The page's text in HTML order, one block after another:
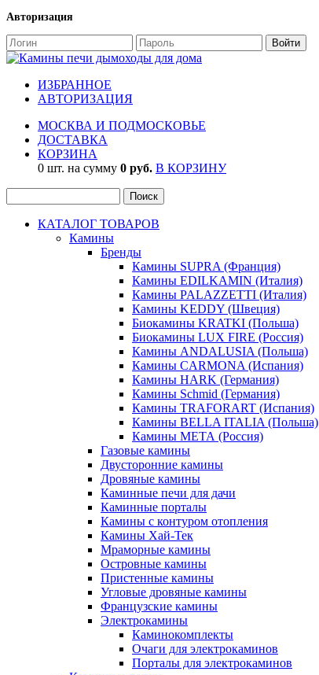
Авторизация
ИЗБРАННОЕ
АВТОРИЗАЦИЯ
МОСКВА И ПОДМОСКОВЬЕ
ДОСТАВКА
КОРЗИНА
0 шт. на сумму 0 руб. В КОРЗИНУ
КАТАЛОГ ТОВАРОВ
Камины
Бренды
Камины SUPRA (Франция)
Камины EDILKAMIN (Италия)
Камины PALAZZETTI (Италия)
Камины KEDDY (Швеция)
Биокамины KRATKI (Польша)
Биокамины LUX FIRE (Россия)
Камины ANDALUSIA (Польша)
Камины CARMONA (Испания)
Камины HARK (Германия)
Камины Schmid (Германия)
Камины TRAFORART (Испания)
Камины BELLA ITALIA (Польша)
Камины МЕТА (Россия)
Газовые камины
Двусторонние камины
Дровяные камины
Каминные печи для дачи
Каминные порталы
Камины с контуром отопления
Камины Хай-Тек
Мраморные камины
Островные камины
Пристенные камины
Угловые дровяные камины
Французские камины
Электрокамины
Каминокомплекты
Очаги для электрокаминов
Порталы для электрокаминов